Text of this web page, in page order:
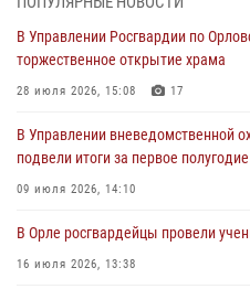
первое полугодие
05 августа 2026, 13:12
совершении противоправных
04 августа 2026, 14:21
04 августа 2026, 14:06
В Управлении Росгвардии по
торжественное открытие храма
28 июля 2026, 15:08 17
В Управлении вневедомственной
подвели итоги за первое
09 июля 2026, 14:10
В Орле росгвардейцы провели
16 июля 2026, 13:38